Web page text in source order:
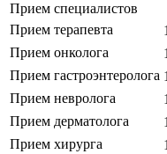
Прием специалистов
Прием терапевта
Прием онколога
Прием гастроэнтеролога
Прием невролога
Прием дерматолога
Прием хирурга